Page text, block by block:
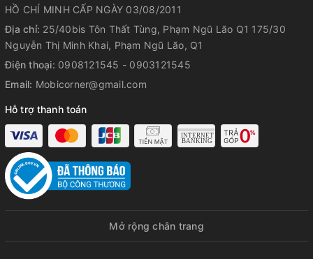
HỒ CHÍ MINH CẤP NGÀY 03/08/2011
Địa chỉ: 25/40bis Tôn Thất Tùng, Phạm Ngũ Lão Q1 175/30
Nguyễn Thị Minh Khai, Phạm Ngũ Lão, Q1
Điện thoại: 0908121545 - 0903121545
Email: Mobicorner@gmail.com
Hỗ trợ thanh toán
Mở rộng chân trang